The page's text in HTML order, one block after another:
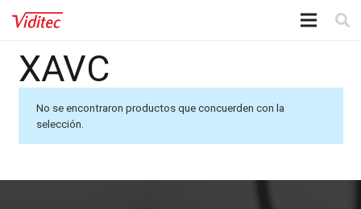
XAVC
No se encontraron productos que concuerden con la
selección.